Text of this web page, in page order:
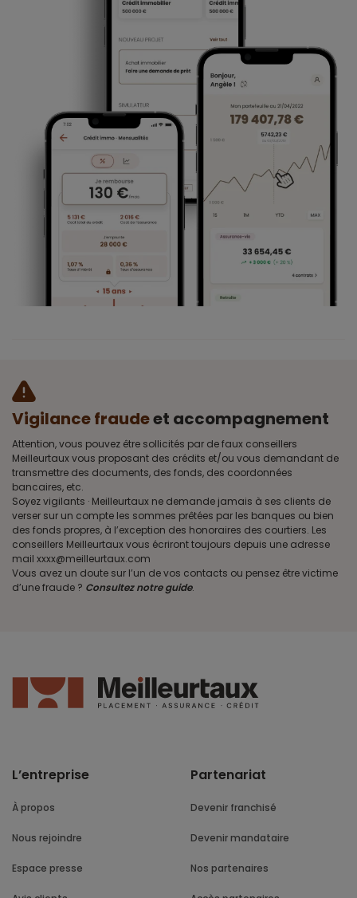
Vigilance fraudeet accompagnement
Attention, vous pouvez être sollicités par de faux conseillers
Meilleurtaux vous proposant des crédits et/ou vous demandant de
transmettre des documents, des fonds, des coordonnées
bancaires, etc.
Soyez vigilants · Meilleurtaux ne demande jamais à ses clients de
verser sur un compte les sommes prêtées par les banques ou bien
des fonds propres, à l’exception des honoraires des courtiers. Les
conseillers Meilleurtaux vous écriront toujours depuis une adresse
mail xxxx@meilleurtaux.com
Vous avez un doute sur l’un de vos contacts ou pensez être victime
d’une fraude ? Consultez notre guide.
L’entreprise
À propos
Nous rejoindre
Espace presse
Partenariat
Devenir franchisé
Devenir mandataire
Nos partenaires